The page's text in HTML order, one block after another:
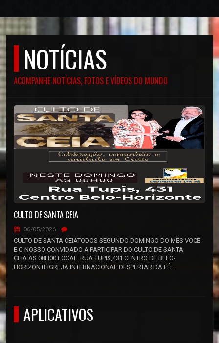
NOTÍCIAS
ACOMPANHE NOTÍCIAS, FOTOS E VÍDEOS DO MUNDO
CULTO DE SANTA CEIA
06/05/2026
CULTO DE SANTA CEIATODOS SEGUNDO DOMINGO DO MÊS VOCÊ
E O NOSSO CONVIDADO A PARTICIPAR DO CULTO DE SANTA
CEIA ÀS 08H00 LOCAL: RUA TUPIS,431 CENTRO DE BELO-
HORIZONTEIGREJA INTERNACIONAL DESPERTAR DA FÉ...
APLICATIVOS